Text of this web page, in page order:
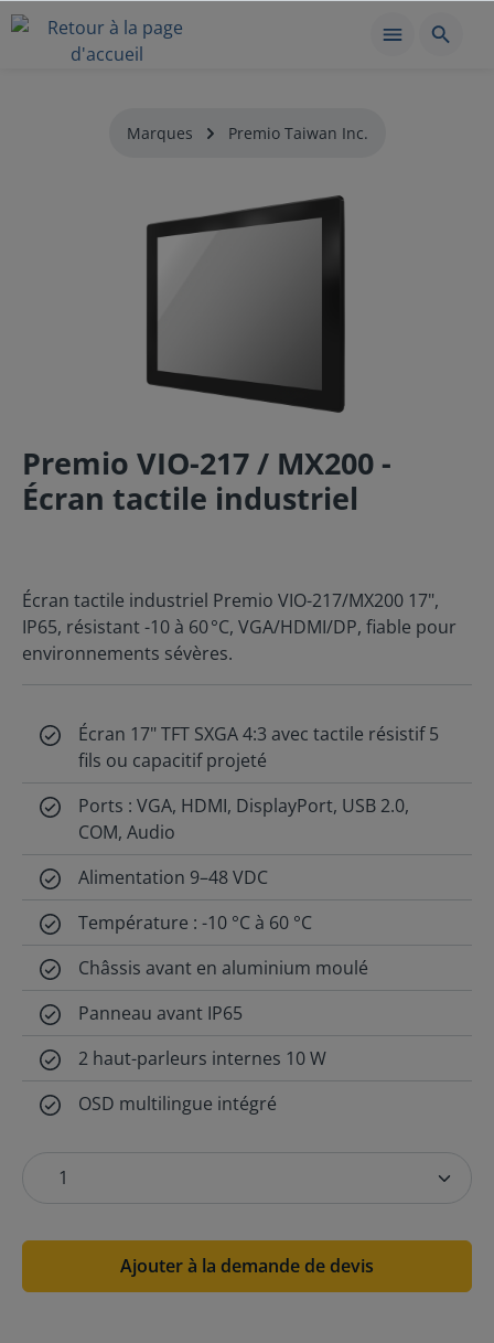
Marques Premio Taiwan Inc.
Premio VIO-217 / MX200 -
Écran tactile industriel
Écran tactile industriel Premio VIO-217/MX200 17",
IP65, résistant -10 à 60 °C, VGA/HDMI/DP, fiable pour
environnements sévères.
Écran 17" TFT SXGA 4:3 avec tactile résistif 5
fils ou capacitif projeté
Ports : VGA, HDMI, DisplayPort, USB 2.0,
COM, Audio
Alimentation 9–48 VDC
Température : -10 °C à 60 °C
Châssis avant en aluminium moulé
Panneau avant IP65
2 haut-parleurs internes 10 W
OSD multilingue intégré
Ajouter à la demande de devis